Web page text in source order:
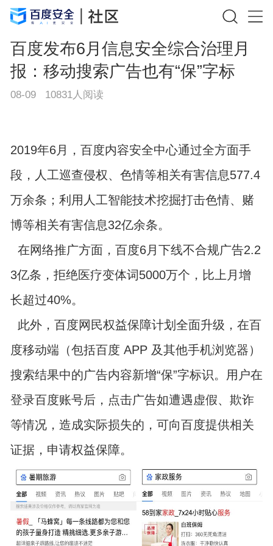
百度发布6月信息安全综合治理月
报：移动搜索广告也有“保”字标
08-09 10831人阅读
2019年6月，百度内容安全中心通过全方面手
段，人工巡查侵权、色情等相关有害信息577.4
万余条；利用人工智能技术挖掘打击色情、赌
博等相关有害信息32亿余条。
在网络推广方面，百度6月下线不合规广告2.2
3亿条，拒绝医疗变体词5000万个，比上月增
长超过40%。
此外，百度网民权益保障计划全面升级，在百
度移动端（包括百度 APP 及其他手机浏览器）
搜索结果中的广告内容新增“保”字标识。用户在
登录百度账号后，点击广告如遭遇虚假、欺诈
等情况，造成实际损失的，可向百度提供相关
证据，申请权益保障。